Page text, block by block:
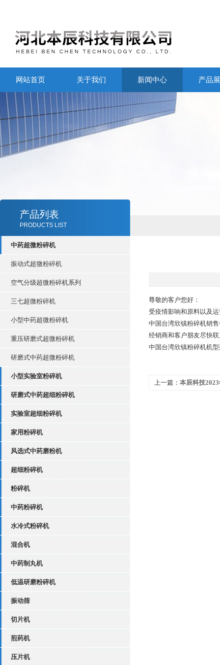
网站首页 关于我们 新闻中心 产品
产品列表
PRODUCTS LIST
中药超微粉碎机
振动式超微粉碎机
空气分级超微粉碎机系列
三七超微粉碎机
小型中药超微粉碎机
重压研磨式超微粉碎机
研磨式中药超微粉碎机
小型实验室粉碎机
研磨式中药超细粉碎机
实验室超细粉碎机
家用粉碎机
风选式中药磨粉机
超细粉碎机
粉碎机
中药粉碎机
水冷式粉碎机
混合机
中药制丸机
低温研磨粉碎机
振动筛
切片机
煎药机
压片机
尊敬的客户您好：
受疫情影响和原料以及
中国台湾欣镇粉碎机销
经销商和客户朋友尽快
中国台湾欣镇粉碎机机
上一篇： 本辰科技